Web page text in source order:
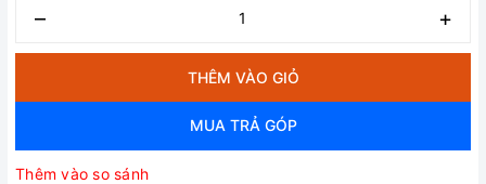
– +
THÊM VÀO GIỎ
MUA TRẢ GÓP
Thêm vào so sánh